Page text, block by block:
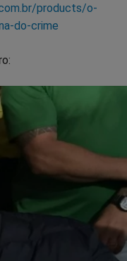
products/o-
do-crime